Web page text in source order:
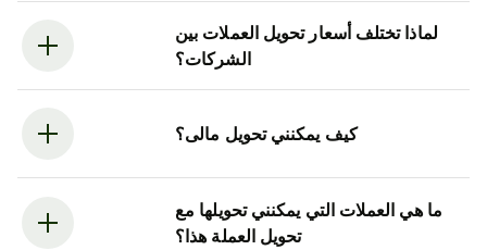
لماذا تختلف أسعار تحويل العملات بين
الشركات؟
كيف يمكنني تحويل مالى؟
ما هي العملات التي يمكنني تحويلها مع
تحويل العملة هذا؟